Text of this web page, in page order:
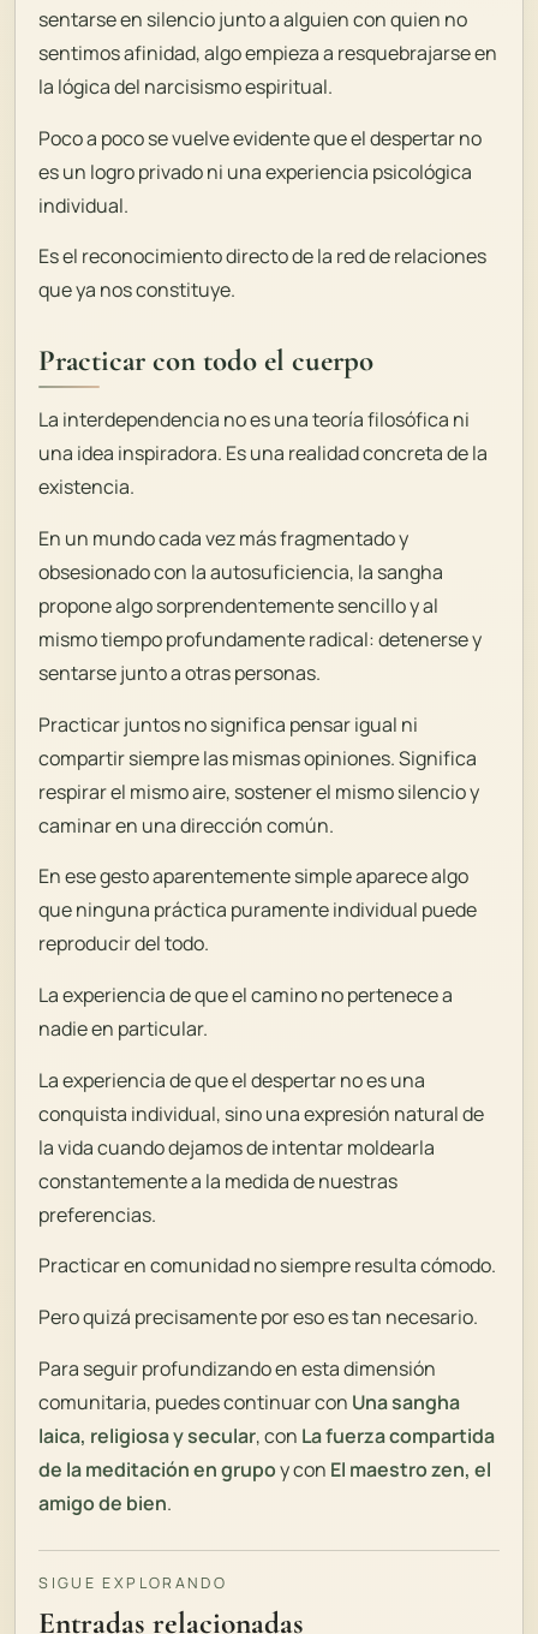
sentarse en silencio junto a alguien con quien no
sentimos afinidad, algo empieza a resquebrajarse en
la lógica del narcisismo espiritual.
Poco a poco se vuelve evidente que el despertar no
es un logro privado ni una experiencia psicológica
individual.
Es el reconocimiento directo de la red de relaciones
que ya nos constituye.
Practicar con todo el cuerpo
La interdependencia no es una teoría filosófica ni
una idea inspiradora. Es una realidad concreta de la
existencia.
En un mundo cada vez más fragmentado y
obsesionado con la autosuficiencia, la sangha
propone algo sorprendentemente sencillo y al
mismo tiempo profundamente radical: detenerse y
sentarse junto a otras personas.
Practicar juntos no significa pensar igual ni
compartir siempre las mismas opiniones. Significa
respirar el mismo aire, sostener el mismo silencio y
caminar en una dirección común.
En ese gesto aparentemente simple aparece algo
que ninguna práctica puramente individual puede
reproducir del todo.
La experiencia de que el camino no pertenece a
nadie en particular.
La experiencia de que el despertar no es una
conquista individual, sino una expresión natural de
la vida cuando dejamos de intentar moldearla
constantemente a la medida de nuestras
preferencias.
Practicar en comunidad no siempre resulta cómodo.
Pero quizá precisamente por eso es tan necesario.
Para seguir profundizando en esta dimensión
comunitaria, puedes continuar con Una sangha
laica, religiosa y secular, con La fuerza compartida
de la meditación en grupoy con El maestro zen, el
amigo de bien.
SIGUE EXPLORANDO
Entradas relacionadas